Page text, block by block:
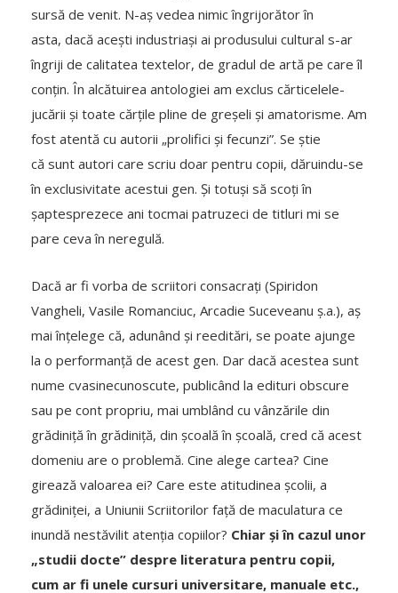
sursă de venit. N-aș vedea nimic îngrijorător în
asta, dacă acești industriași ai produsului cultural s-ar
îngriji de calitatea textelor, de gradul de artă pe care îl
conțin. În alcătuirea antologiei am exclus cărticelele-
jucării și toate cărțile pline de greșeli și amatorisme. Am
fost atentă cu autorii „prolifici și fecunzi”. Se știe
că sunt autori care scriu doar pentru copii, dăruindu-se
în exclusivitate acestui gen. Și totuși să scoți în
șaptesprezece ani tocmai patruzeci de titluri mi se
pare ceva în neregulă.
Dacă ar fi vorba de scriitori consacrați (Spiridon
Vangheli, Vasile Romanciuc, Arcadie Suceveanu ș.a.), aș
mai înțelege că, adunând și reeditări, se poate ajunge
la o performanță de acest gen. Dar dacă acestea sunt
nume cvasinecunoscute, publicând la edituri obscure
sau pe cont propriu, mai umblând cu vânzările din
grădiniță în grădiniță, din școală în școală, cred că acest
domeniu are o problemă. Cine alege cartea? Cine
girează valoarea ei? Care este atitudinea școlii, a
grădiniței, a Uniunii Scriitorilor față de maculatura ce
inundă nestăvilit atenția copiilor? Chiar și în cazul unor
„studii docte” despre literatura pentru copii,
cum ar fi unele cursuri universitare, manuale etc.,